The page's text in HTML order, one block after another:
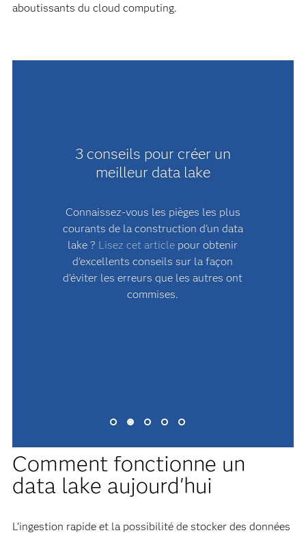
aboutissants du cloud computing.
3 conseils pour créer un
meilleur data lake
Connaissez-vous les pièges les plus
courants de la construction d'un data
lake ? Lisez cet article pour obtenir
d'excellents conseils sur la façon
d'éviter les erreurs que les autres ont
commises.
Comment fonctionne un
data lake aujourd'hui
L'ingestion rapide et la possibilité de stocker des données